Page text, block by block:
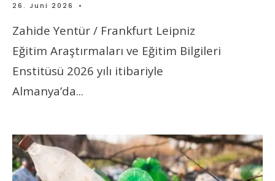
26. Juni 2026 •
Zahide Yentür / Frankfurt Leipniz
Eğitim Araştırmaları ve Eğitim Bilgileri
Enstitüsü 2026 yılı itibariyle
Almanya’da...